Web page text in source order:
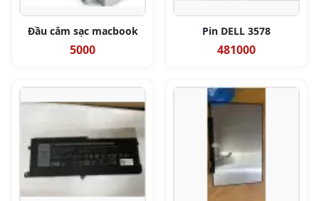
Đầu cắm sạc macbook
5000
Pin DELL 3578
481000